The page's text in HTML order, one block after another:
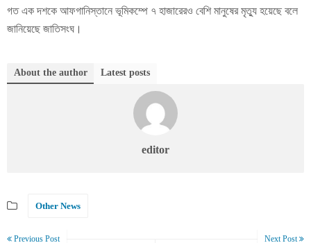
গত এক দশকে আফগানিস্তানে ভূমিকম্পে ৭ হাজারেরও বেশি মানুষের মৃত্যু হয়েছে বলে
জানিয়েছে জাতিসংঘ।
About the author Latest posts
editor
Other News
Previous Post Next Post